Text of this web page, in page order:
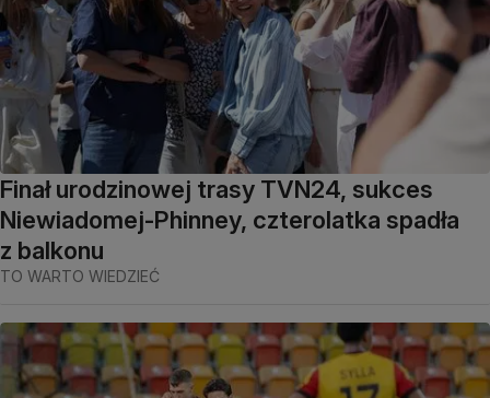
Finał urodzinowej trasy TVN24, sukces
Niewiadomej-Phinney, czterolatka spadła
z balkonu
TO WARTO WIEDZIEĆ